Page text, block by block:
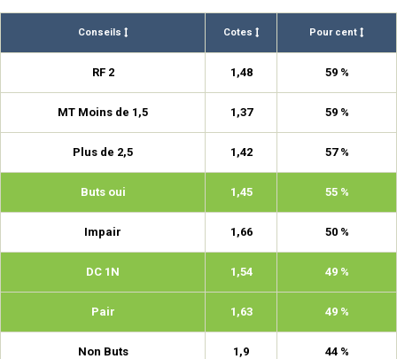
Conseils Cotes Pour cent
RF 2 1,48 59 %
MT Moins de 1,5 1,37 59 %
Plus de 2,5 1,42 57 %
Buts oui 1,45 55 %
Impair 1,66 50 %
DC 1N 1,54 49 %
Pair 1,63 49 %
Non Buts 1,9 44 %